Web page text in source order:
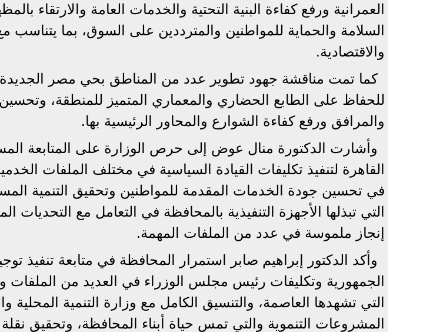
العمرانية ورفع كفاءة البنية التحتية والخدمات العامة والارتقاء
السلامة والحماية للمواطنين والمترددين على السوق، بما يتناسب مع
والاقتصادية.
كما تمت مناقشة جهود تطوير عدد من المناطق بحي مصر
للحفاظ على الطابع الحضاري والمعماري المتميز للمنطقة،
والمرافق ورفع كفاءة الشوارع والمحاور الرئيسية بها.
وأشارت الدكتورة منال عوض إلى حرص الوزارة على المتابعة
القاهرة لتنفيذ تكليفات القيادة السياسية في مختلف الملفات
في تحسين جودة الخدمات المقدمة للمواطنين وتحقيق التنمية
التي تبذلها الأجهزة التنفيذية بالمحافظة في التعامل مع التحديات
إنجاز ملموسة في عدد من الملفات المهمة.
وأكد الدكتور إبراهيم صابر استمرار المحافظة في متابعة تنفيذ
الجمهورية وتكليفات رئيس مجلس الوزراء في العديد من الملفات
التي تشهدها العاصمة، والتنسيق الكامل مع وزارة التنمية المحلية
المشروعات التنموية والتي تمس حياة أبناء المحافظة، وتحقيق